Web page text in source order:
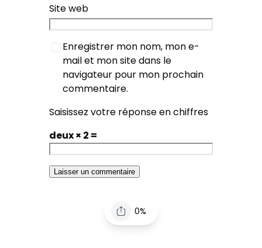
Site web
Enregistrer mon nom, mon e-
mail et mon site dans le
navigateur pour mon prochain
commentaire.
Saisissez votre réponse en chiffres
deux × 2 =
0%